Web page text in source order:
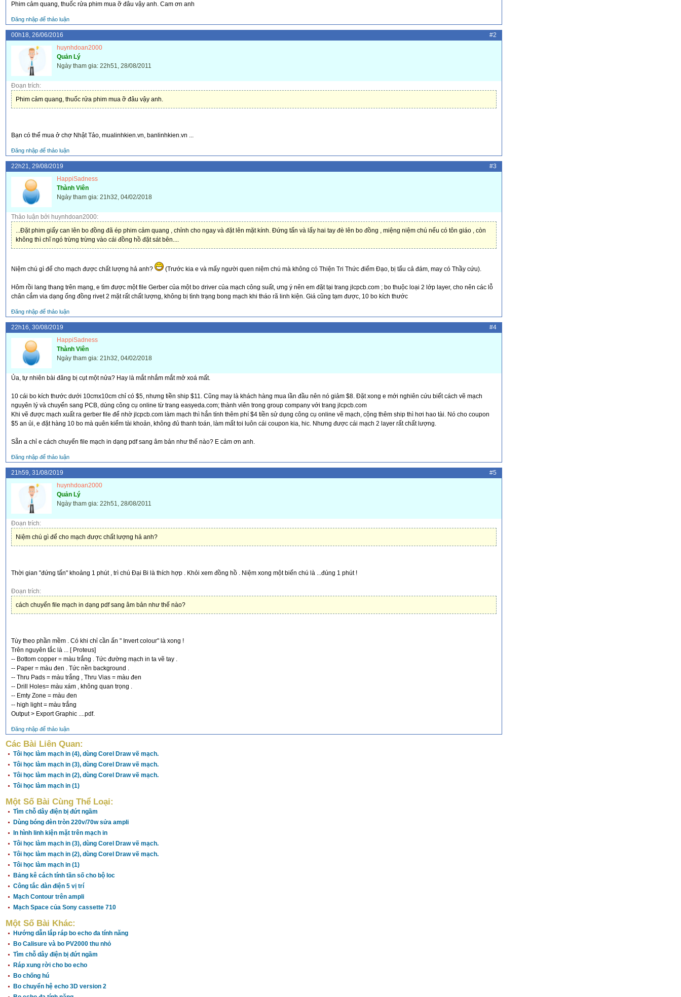
Phim cảm quang, thuốc rửa phim mua ỡ đâu vậy anh. Cam ơn anh
Đăng nhập để thảo luận
00h18, 26/06/2016
#2
huynhdoan2000
Quản Lý
Ngày tham gia: 22h51, 28/08/2011
Đoạn trích:
Phim cảm quang, thuốc rửa phim mua ỡ đâu vậy anh.
Bạn có thể mua ở chợ Nhật Tảo, mualinhkien.vn, banlinhkien.vn ...
Đăng nhập để thảo luận
22h21, 29/08/2019
#3
HappiSadness
Thành Viên
Ngày tham gia: 21h32, 04/02/2018
Thảo luận bởi huynhdoan2000:
...Đặt phim giấy can lên bo đồng đã ép phim cảm quang , chỉnh cho ngay và đặt lên mặt kính. Đứng tấn và lấy hai tay đè lên bo đồng , miệng niệm chú nếu có tôn giáo , còn
không thì chĩ ngó trừng trừng vào cái đồng hồ đặt sát bên....
Niệm chú gì để cho mạch được chất lượng hả anh? (Trước kia e và mấy người quen niệm chú mà không có Thiện Tri Thức điểm Đạo, bị tẩu cả đám, may có Thầy cứu).
Hôm rồi lang thang trên mạng, e tìm được một file Gerber của một bo driver của mạch công suất, ưng ý nên em đặt tại trang jlcpcb.com ; bo thuộc loại 2 lớp layer, cho nên các lỗ
chân cắm via dạng ống đồng rivet 2 mặt rất chất lượng, không bị tình trạng bong mạch khi tháo rã linh kiện. Giá cũng tạm được, 10 bo kích thước
Đăng nhập để thảo luận
22h16, 30/08/2019
#4
HappiSadness
Thành Viên
Ngày tham gia: 21h32, 04/02/2018
Ủa, tự nhiên bài đăng bị cụt một nửa? Hay là mắt nhắm mắt mở xoá mất.
10 cái bo kích thước dưới 10cmx10cm chỉ có $5, nhưng tiền ship $11. Cũng may là khách hàng mua lần đầu nên nó giảm $8. Đặt xong e mới nghiên cứu biết cách vẽ mạch
nguyên lý và chuyển sang PCB, dùng công cụ online từ trang easyeda.com; thành viên trong group company với trang jlcpcb.com
Khi vẽ được mạch xuất ra gerber file để nhờ jlcpcb.com làm mạch thì hắn tính thêm phí $4 tiền sử dụng công cụ online vẽ mạch, cộng thêm ship thì hơi hao tài. Nó cho coupon
$5 an ủi, e đặt hàng 10 bo mà quên kiểm tài khoản, không đủ thanh toán, làm mất toi luôn cái coupon kia, hic. Nhưng được cái mạch 2 layer rất chất lượng.
Sẵn a chỉ e cách chuyển file mạch in dạng pdf sang âm bản như thế nào? E cảm ơn anh.
Đăng nhập để thảo luận
21h59, 31/08/2019
#5
huynhdoan2000
Quản Lý
Ngày tham gia: 22h51, 28/08/2011
Đoạn trích:
Niệm chú gì để cho mạch được chất lượng hả anh?
Thời gian "đứng tấn" khoảng 1 phút , trì chú Đại Bi là thích hợp . Khỏi xem đồng hồ . Niệm xong một biến chú là ...đúng 1 phút !
Đoạn trích:
cách chuyển file mạch in dạng pdf sang âm bản như thế nào?
Tùy theo phần mềm . Có khi chỉ cần ấn " Invert colour" là xong !
Trên nguyên tắc là ... [ Proteus]
-- Bottom copper = màu trắng . Tức đường mạch in ta vẽ tay .
-- Paper = màu đen . Tức nền background .
-- Thru Pads = màu trắng , Thru Vias = màu đen
-- Drill Holes= màu xám , không quan trọng .
-- Emty Zone = màu đen
-- high light = màu trắng
Output > Export Graphic ....pdf.
Đăng nhập để thảo luận
Các Bài Liên Quan:
Tôi học làm mạch in (4), dùng Corel Draw vẽ mạch.
Tôi học làm mạch in (3), dùng Corel Draw vẽ mạch.
Tôi học làm mạch in (2), dùng Corel Draw vẽ mạch.
Tôi học làm mạch in (1)
Một Số Bài Cùng Thể Loại:
Tìm chỗ dây điện bị đứt ngầm
Dùng bóng đèn tròn 220v/70w sửa ampli
In hình linh kiện mặt trên mạch in
Tôi học làm mạch in (3), dùng Corel Draw vẽ mạch.
Tôi học làm mạch in (2), dùng Corel Draw vẽ mạch.
Tôi học làm mạch in (1)
Bảng kê cách tính tần số cho bộ loc
Công tắc đàn điện 5 vị trí
Mạch Contour trên ampli
Mạch Space của Sony cassette 710
Một Số Bài Khác:
Hướng dẫn lắp ráp bo echo đa tính năng
Bo Calisure và bo PV2000 thu nhỏ
Tìm chỗ dây điện bị đứt ngầm
Ráp xung rời cho bo echo
Bo chống hú
Bo chuyển hệ echo 3D version 2